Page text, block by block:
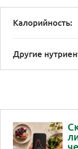
Калорийность:
Другие